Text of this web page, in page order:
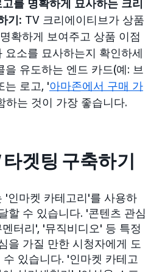
를 명확하게 묘사하는 크리
기: TV 크리에이티브가 상품
확하게 보여주고 상품 이점
요소를 묘사하는지 확인하세
을 유도하는 엔드 카드(예: 브
는 로고, '아마존에서 구매 가
하는 것이 가장 좋습니다.
겟팅 구축하기
'인마켓 카테고리'를 사용하
할 수 있습니다. '콘텐츠 관심
터리', '뮤직비디오' 등 특정
을 가질 만한 시청자에게 도
있습니다. '인마켓 카테고